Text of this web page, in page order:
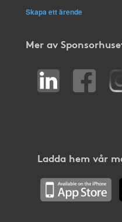
Skapa ett ärende
Mer av
Ladda hem vår